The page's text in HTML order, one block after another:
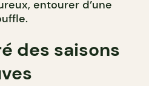
entourer d’une
des saisons